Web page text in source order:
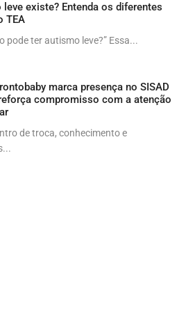
existe? Entenda os diferentes
TEA
pode ter autismo leve?” Essa...
marca presença no SISAD
compromisso com a atenção
de troca, conhecimento e